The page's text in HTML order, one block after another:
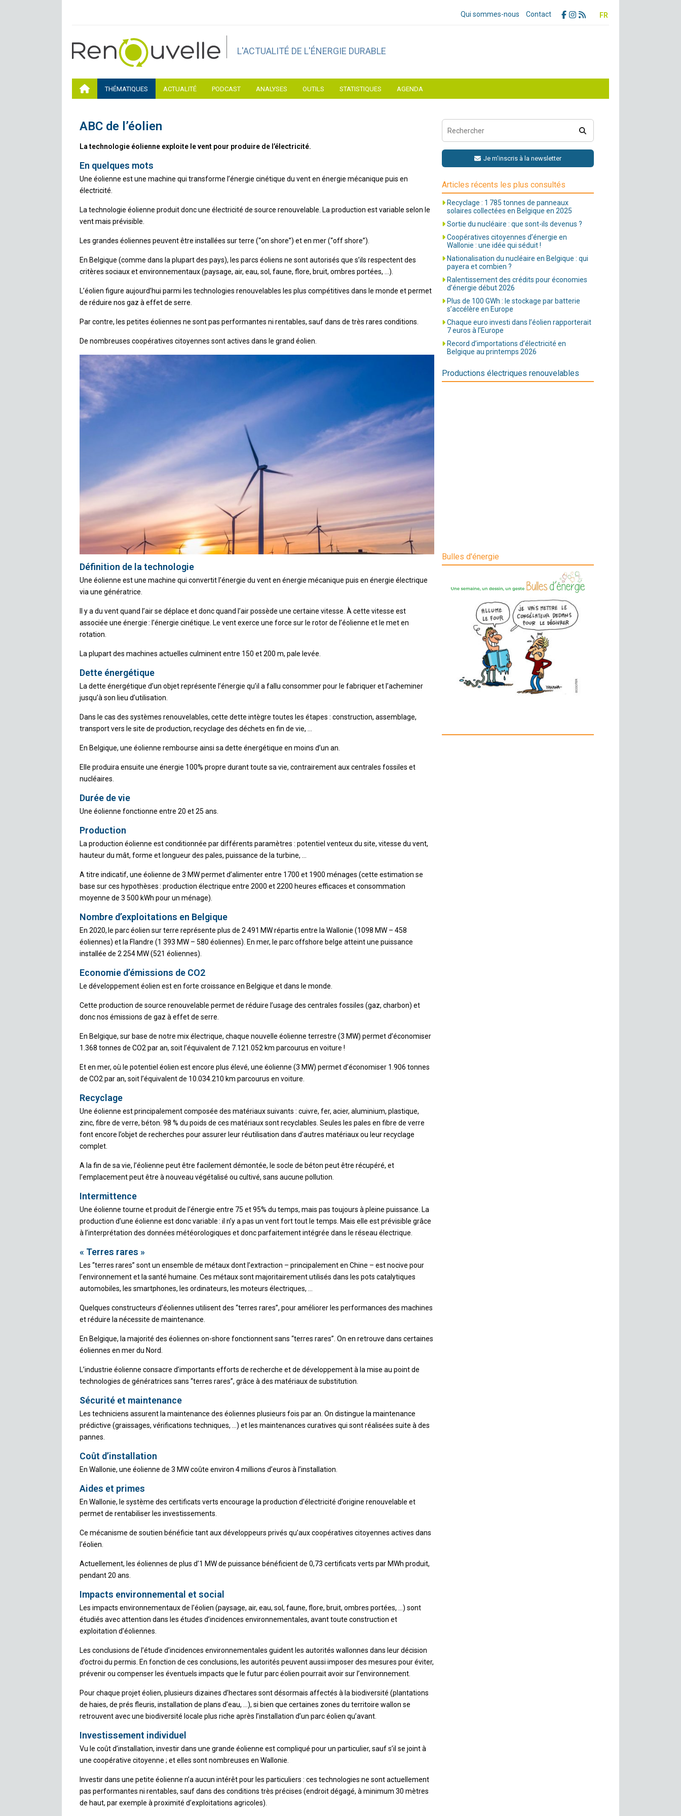
Qui sommes-nous Contact FR
L'ACTUALITÉ DE L'ÉNERGIE DURABLE
THÉMATIQUES ACTUALITÉ PODCAST ANALYSES OUTILS STATISTIQUES AGENDA
ABC de l’éolien
La technologie éolienne exploite le vent pour produire de l’électricité.
En quelques mots
Une éolienne est une machine qui transforme l’énergie cinétique du vent en énergie mécanique puis en
électricité.
La technologie éolienne produit donc une électricité de source renouvelable. La production est variable selon le
vent mais prévisible.
Les grandes éoliennes peuvent être installées sur terre (“on shore”) et en mer (“off shore”).
En Belgique (comme dans la plupart des pays), les parcs éoliens ne sont autorisés que s’ils respectent des
critères sociaux et environnementaux (paysage, air, eau, sol, faune, flore, bruit, ombres portées, …).
L’éolien figure aujourd’hui parmi les technologies renouvelables les plus compétitives dans le monde et permet
de réduire nos gaz à effet de serre.
Par contre, les petites éoliennes ne sont pas performantes ni rentables, sauf dans de très rares conditions.
De nombreuses coopératives citoyennes sont actives dans le grand éolien.
Définition de la technologie
Une éolienne est une machine qui convertit l’énergie du vent en énergie mécanique puis en énergie électrique
via une génératrice.
Il y a du vent quand l’air se déplace et donc quand l’air possède une certaine vitesse. À cette vitesse est
associée une énergie : l’énergie cinétique. Le vent exerce une force sur le rotor de l’éolienne et le met en
rotation.
La plupart des machines actuelles culminent entre 150 et 200 m, pale levée.
Dette énergétique
La dette énergétique d’un objet représente l’énergie qu’il a fallu consommer pour le fabriquer et l’acheminer
jusqu’à son lieu d’utilisation.
Dans le cas des systèmes renouvelables, cette dette intègre toutes les étapes : construction, assemblage,
transport vers le site de production, recyclage des déchets en fin de vie, …
En Belgique, une éolienne rembourse ainsi sa dette énergétique en moins d’un an.
Elle produira ensuite une énergie 100% propre durant toute sa vie, contrairement aux centrales fossiles et
nucléaires.
Durée de vie
Une éolienne fonctionne entre 20 et 25 ans.
Production
La production éolienne est conditionnée par différents paramètres : potentiel venteux du site, vitesse du vent,
hauteur du mât, forme et longueur des pales, puissance de la turbine, …
A titre indicatif, une éolienne de 3 MW permet d’alimenter entre 1700 et 1900 ménages (cette estimation se
base sur ces hypothèses : production électrique entre 2000 et 2200 heures efficaces et consommation
moyenne de 3 500 kWh pour un ménage).
Nombre d’exploitations en Belgique
En 2020, le parc éolien sur terre représente plus de 2 491 MW répartis entre la Wallonie (1098 MW – 458
éoliennes) et la Flandre (1 393 MW – 580 éoliennes). En mer, le parc offshore belge atteint une puissance
installée de 2 254 MW (521 éoliennes).
Economie d’émissions de CO2
Le développement éolien est en forte croissance en Belgique et dans le monde.
Cette production de source renouvelable permet de réduire l’usage des centrales fossiles (gaz, charbon) et
donc nos émissions de gaz à effet de serre.
En Belgique, sur base de notre mix électrique, chaque nouvelle éolienne terrestre (3 MW) permet d’économiser
1.368 tonnes de CO2 par an, soit l’équivalent de 7.121.052 km parcourus en voiture !
Et en mer, où le potentiel éolien est encore plus élevé, une éolienne (3 MW) permet d’économiser 1.906 tonnes
de CO2 par an, soit l’équivalent de 10.034.210 km parcourus en voiture.
Recyclage
Une éolienne est principalement composée des matériaux suivants : cuivre, fer, acier, aluminium, plastique,
zinc, fibre de verre, béton. 98 % du poids de ces matériaux sont recyclables. Seules les pales en fibre de verre
font encore l’objet de recherches pour assurer leur réutilisation dans d’autres matériaux ou leur recyclage
complet.
A la fin de sa vie, l’éolienne peut être facilement démontée, le socle de béton peut être récupéré, et
l’emplacement peut être à nouveau végétalisé ou cultivé, sans aucune pollution.
Intermittence
Une éolienne tourne et produit de l’énergie entre 75 et 95% du temps, mais pas toujours à pleine puissance. La
production d’une éolienne est donc variable : il n’y a pas un vent fort tout le temps. Mais elle est prévisible grâce
à l’interprétation des données météorologiques et donc parfaitement intégrée dans le réseau électrique.
« Terres rares »
Les “terres rares” sont un ensemble de métaux dont l’extraction – principalement en Chine – est nocive pour
l’environnement et la santé humaine. Ces métaux sont majoritairement utilisés dans les pots catalytiques
automobiles, les smartphones, les ordinateurs, les moteurs électriques, …
Quelques constructeurs d’éoliennes utilisent des “terres rares”, pour améliorer les performances des machines
et réduire la nécessite de maintenance.
En Belgique, la majorité des éoliennes on-shore fonctionnent sans “terres rares”. On en retrouve dans certaines
éoliennes en mer du Nord.
L’industrie éolienne consacre d’importants efforts de recherche et de développement à la mise au point de
technologies de génératrices sans “terres rares”, grâce à des matériaux de substitution.
Sécurité et maintenance
Les techniciens assurent la maintenance des éoliennes plusieurs fois par an. On distingue la maintenance
prédictive (graissages, vérifications techniques, …) et les maintenances curatives qui sont réalisées suite à des
pannes.
Coût d’installation
En Wallonie, une éolienne de 3 MW coûte environ 4 millions d’euros à l’installation.
Aides et primes
En Wallonie, le système des certificats verts encourage la production d’électricité d’origine renouvelable et
permet de rentabiliser les investissements.
Ce mécanisme de soutien bénéficie tant aux développeurs privés qu’aux coopératives citoyennes actives dans
l’éolien.
Actuellement, les éoliennes de plus d’1 MW de puissance bénéficient de 0,73 certificats verts par MWh produit,
pendant 20 ans.
Impacts environnemental et social
Les impacts environnementaux de l’éolien (paysage, air, eau, sol, faune, flore, bruit, ombres portées, …) sont
étudiés avec attention dans les études d’incidences environnementales, avant toute construction et
exploitation d’éoliennes.
Les conclusions de l’étude d’incidences environnementales guident les autorités wallonnes dans leur décision
d’octroi du permis. En fonction de ces conclusions, les autorités peuvent aussi imposer des mesures pour éviter,
prévenir ou compenser les éventuels impacts que le futur parc éolien pourrait avoir sur l’environnement.
Pour chaque projet éolien, plusieurs dizaines d’hectares sont désormais affectés à la biodiversité (plantations
de haies, de prés fleuris, installation de plans d’eau, …), si bien que certaines zones du territoire wallon se
retrouvent avec une biodiversité locale plus riche après l’installation d’un parc éolien qu’avant.
Investissement individuel
Vu le coût d’installation, investir dans une grande éolienne est compliqué pour un particulier, sauf s’il se joint à
une coopérative citoyenne ; et elles sont nombreuses en Wallonie.
Investir dans une petite éolienne n’a aucun intérêt pour les particuliers : ces technologies ne sont actuellement
pas performantes ni rentables, sauf dans des conditions très précises (endroit dégagé, à minimum 30 mètres
de haut, par exemple à proximité d’exploitations agricoles).
Je m'inscris à la newsletter
Articles récents les plus consultés
Recyclage : 1 785 tonnes de panneaux
solaires collectées en Belgique en 2025
Sortie du nucléaire : que sont-ils devenus ?
Coopératives citoyennes d’énergie en
Wallonie : une idée qui séduit !
Nationalisation du nucléaire en Belgique : qui
payera et combien ?
Ralentissement des crédits pour économies
d’énergie début 2026
Plus de 100 GWh : le stockage par batterie
s’accélère en Europe
Chaque euro investi dans l’éolien rapporterait
7 euros à l’Europe
Record d’importations d’électricité en
Belgique au printemps 2026
Productions électriques renouvelables
Bulles d'énergie